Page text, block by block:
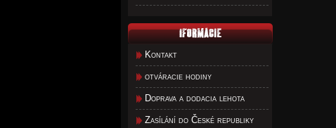
Kontakt
otváracie hodiny
Doprava a dodacia lehota
Zasílání do České republiky